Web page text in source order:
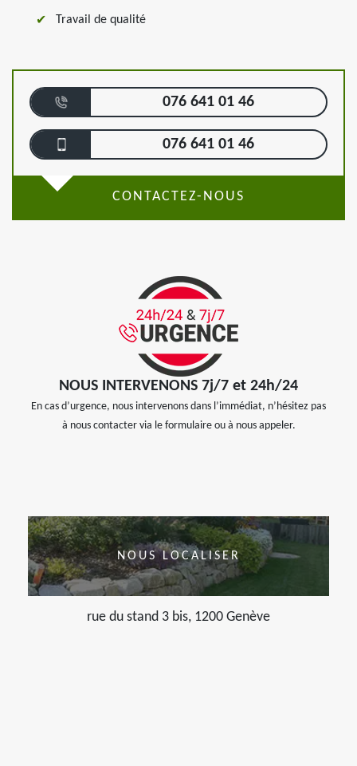
Travail de qualité
076 641 01 46
076 641 01 46
CONTACTEZ-NOUS
NOUS INTERVENONS 7j/7 et 24h/24
En cas d’urgence, nous intervenons dans l’immédiat, n’hésitez pas
à nous contacter via le formulaire ou à nous appeler.
NOUS LOCALISER
rue du stand 3 bis, 1200 Genève